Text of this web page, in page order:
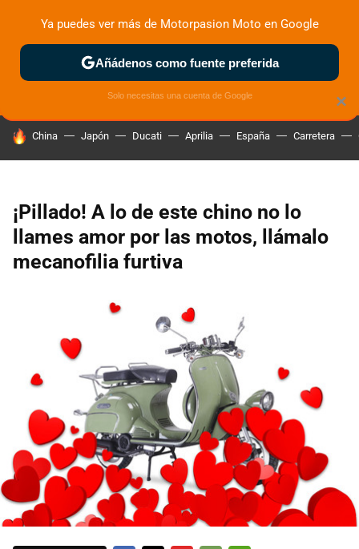
ZONA DE PRUEBAS DEPORTIVAS MOTOS ELÉCTRICAS
HOY SE HABLA DE
China Japón Ducati Aprilia España Carretera
¡Pillado! A lo de este chino no lo
llames amor por las motos, llámalo
mecanofilia furtiva
×
Ya puedes ver más de Motorpasion Moto en Google
Añádenos como fuente preferida
Solo necesitas una cuenta de Google